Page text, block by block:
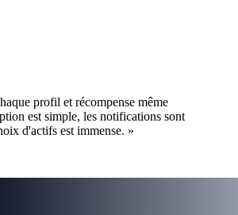
profil et récompense même
est simple, les notifications sont
d'actifs est immense. »